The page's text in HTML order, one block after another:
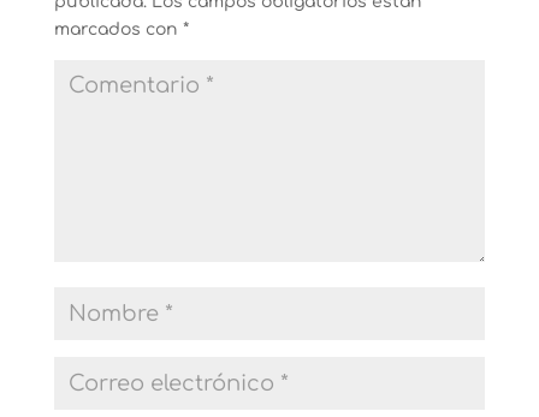
marcados con *